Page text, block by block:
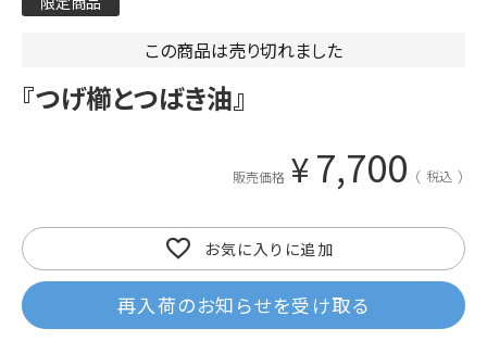
この商品は売り切れました
『つげ櫛とつばき油』
販売価格 ¥7,700 税込
お気に入りに追加
再入荷のお知らせを受け取る